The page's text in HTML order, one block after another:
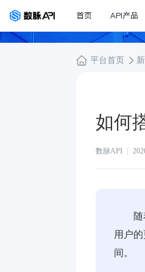
首页 API产品
平台首页
如何
数脉API
用户
间。